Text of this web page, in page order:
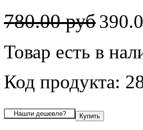
780.00 руб
Товар есть в
Код продукта: